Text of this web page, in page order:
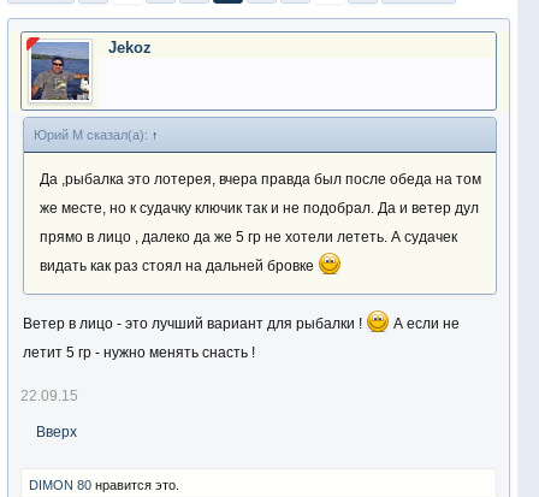
Jekoz
Юрий М сказал(а): ↑
Да ,рыбалка это лотерея, вчера правда был после обеда на том
же месте, но к судачку ключик так и не подобрал. Да и ветер дул
прямо в лицо , далеко да же 5 гр не хотели лететь. А судачек
видать как раз стоял на дальней бровке
Ветер в лицо - это лучший вариант для рыбалки !
А если не
летит 5 гр - нужно менять снасть !
22.09.15
Вверх
DIMON 80 нравится это.